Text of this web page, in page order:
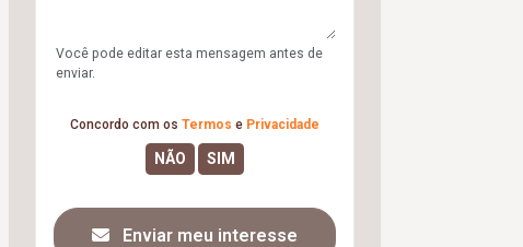
Você pode editar esta mensagem antes de
enviar.
Concordo com os Termos e Privacidade
Enviar meu interesse